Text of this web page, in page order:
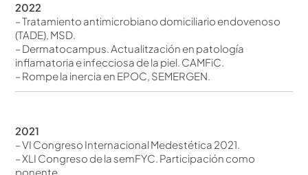
2022
– Tratamiento antimicrobiano domiciliario endovenoso
(TADE), MSD.
– Dermatocampus. Actualitzación en patología
inflamatoria e infecciosa de la piel. CAMFiC.
– Rompe la inercia en EPOC, SEMERGEN.
2021
– VI Congreso Internacional Medestética 2021.
– XLI Congreso de la semFYC. Participación como
ponente.